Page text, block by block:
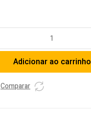
Adicionar ao carrinho
Comparar